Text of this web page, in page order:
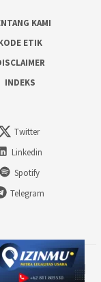
KAMI
ETIK
INDEKS
Twitter
Linkedin
Spotify
Telegram
MEDIA UTAMA |